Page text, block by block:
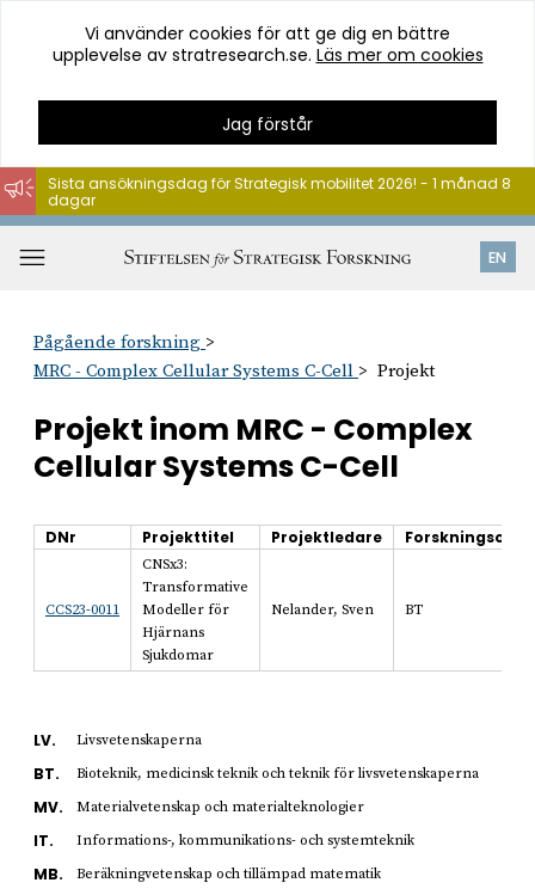
Hoppa
till
innehåll
Vi använder cookies för att ge dig en bättre
upplevelse av stratresearch.se. Läs mer om cookies
Jag förstår
EN
Sista ansökningsdag för Strategisk mobilitet 2026! - 1 månad 8
dagar
Pågående forskning
MRC - Complex Cellular Systems C-Cell
Projekt
Projekt inom MRC - Complex
Cellular Systems C-Cell
DNr Projekttitel Projektledare
CCS23-0011
CNSx3:
Transformative
Modeller för
Hjärnans
Sjukdomar
Nelander, Sven BT
LV. Livsvetenskaperna
BT. Bioteknik, medicinsk teknik och teknik för livsvetenskaperna
MV. Materialvetenskap och materialteknologier
IT. Informations-, kommunikations- och systemteknik
MB. Beräkningvetenskap och tillämpad matematik